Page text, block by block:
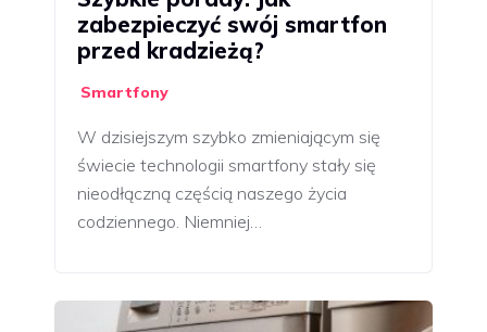
zabezpieczyć swój smartfon
przed kradzieżą?
Smartfony
W dzisiejszym szybko zmieniającym się
świecie technologii smartfony stały się
nieodłączną częścią naszego życia
codziennego. Niemniej…